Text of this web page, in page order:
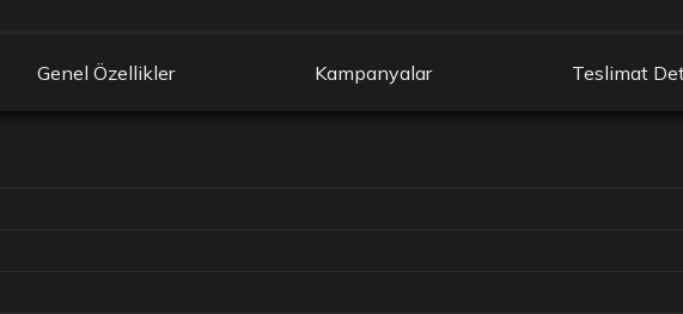
Genel Özellikler Kampanyalar Teslimat